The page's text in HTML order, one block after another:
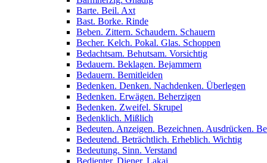
Barte. Beil. Axt
Bast. Borke. Rinde
Beben. Zittern. Schaudern. Schauern
Becher. Kelch. Pokal. Glas. Schoppen
Bedachtsam. Behutsam. Vorsichtig
Bedauern. Beklagen. Bejammern
Bedauern. Bemitleiden
Bedenken. Denken. Nachdenken. Überlegen
Bedenken. Erwägen. Beherzigen
Bedenken. Zweifel. Skrupel
Bedenklich. Mißlich
Bedeuten. Anzeigen. Bezeichnen. Ausdrücken.
Bedeutend. Beträchtlich. Erheblich. Wichtig
Bedeutung. Sinn. Verstand
Bedienter. Diener. Lakai